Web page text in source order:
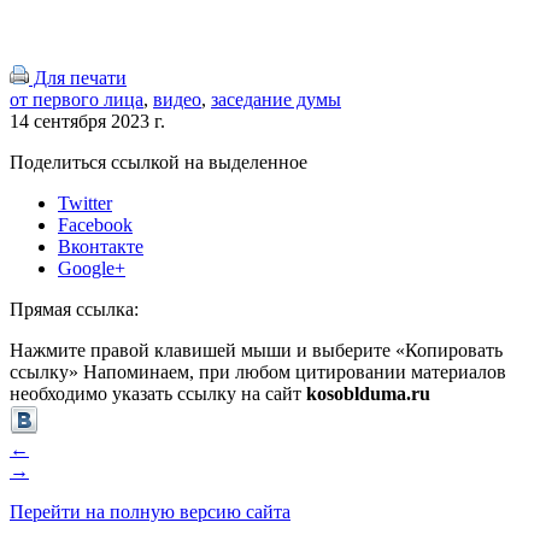
Для печати
от первого лица, видео, заседание думы
14 сентября 2023 г.
Поделиться ссылкой на выделенное
Twitter
Facebook
Вконтакте
Google+
Прямая ссылка:
Нажмите правой клавишей мыши и выберите «Копировать
ссылку» Напоминаем, при любом цитировании материалов
необходимо указать ссылку на сайт kosoblduma.ru
←
→
Перейти на полную версию сайта